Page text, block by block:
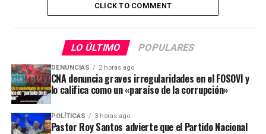
CLICK TO COMMENT
LO ÚLTIMO POPULARES
DENUNCIAS 2 horas ago
CNA denuncia graves irregularidades en el FOSOVI y
lo califica como un «paraíso de la corrupción»
POLÍTICAS 3 horas ago
Pastor Roy Santos advierte que el Partido Nacional